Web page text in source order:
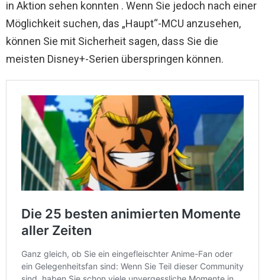
in Aktion sehen konnten . Wenn Sie jedoch nach einer
Möglichkeit suchen, das „Haupt“-MCU anzusehen,
können Sie mit Sicherheit sagen, dass Sie die
meisten Disney+-Serien überspringen können.